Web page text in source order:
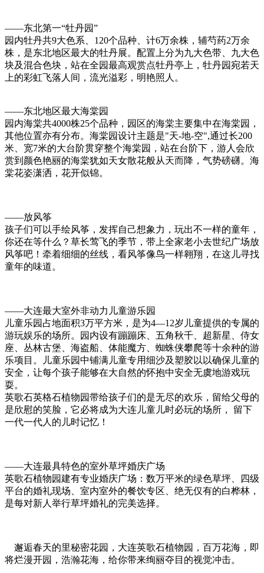
——东北第一“牡丹园”
园内牡丹共9大色系、120个品种、计6万余株，辅芍药2万余
株，是东北地区最大的牡丹展。配置上分为九大色带、九大色
块及混合色块，站在全园最高观赏点牡丹亭上，牡丹园宛若天
上的彩虹飞落人间，流光溢彩，明艳照人。
——东北地区最大海棠园
园内海棠共4000株25个品种，园区的海棠主要集中在海棠园，
其他位置亦有分布。海棠园设计主题是"天-地-空",通过长200
米、宽7米的大台阶贯穿整个海棠园，站在台阶下，游人会欣
赏到颜色艳丽的海棠犹如天女散花般从天而降，气势磅礴。海
棠花姿潇洒，花开似锦。
——放风筝
孩子们可以手绘风筝，发挥自己想象力，玩出不一样的童年，
你还在等什么？草长莺飞的季节，带上全家老小去世纪广场放
风筝吧！牵着细细的丝线，看风筝像鸟一样翱翔，在这儿寻找
童年的味道。
——大连最大室外非动力儿童游乐园
儿童乐园占地面积3万平方米，是为4—12岁儿童提供的专属的
游玩娱乐的场所。园内设有蹦蹦床、五角秋千、超新星、侍女
座、丛林古堡、海盗船、体能魔方、蜘蛛侠攀爬等十余种的游
乐项目。儿童乐园中铺满儿童专用细沙及塑胶以以确保儿童的
安全，让每个孩子能够在大自然的怀抱中安全无虞地游戏玩
耍。
英歌石英格石植物园带给孩子们的是无尽的欢乐，留给父母的
是欣慰的笑脸，它必将成为大连儿童儿时必玩的场所， 留下
一代一代人的儿时记忆！
——大连最具特色的室外草坪婚庆广场
英歌石植物园建有专业婚庆广场：数万平米的绿色草坪、四级
平台的婚礼现场、室内室外的餐饮专区、绝无仅有的白桦林，
是每对新人举行草坪婚礼的完美选择。
邂逅春天的里秘密花园，大连英歌石植物园，百万花海，即
将烂漫开园，浩瀚花海，给你带来绚丽夺目的视觉冲击。